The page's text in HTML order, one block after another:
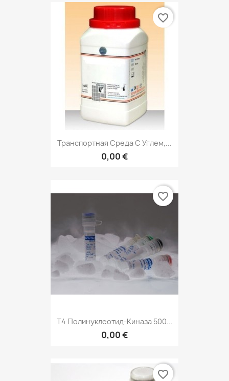
Транспортная Среда С Углем,...
0,00 €
favorite_border
T4 Полинуклеотид-Киназа 500...
0,00 €
favorite_border
favorite_border